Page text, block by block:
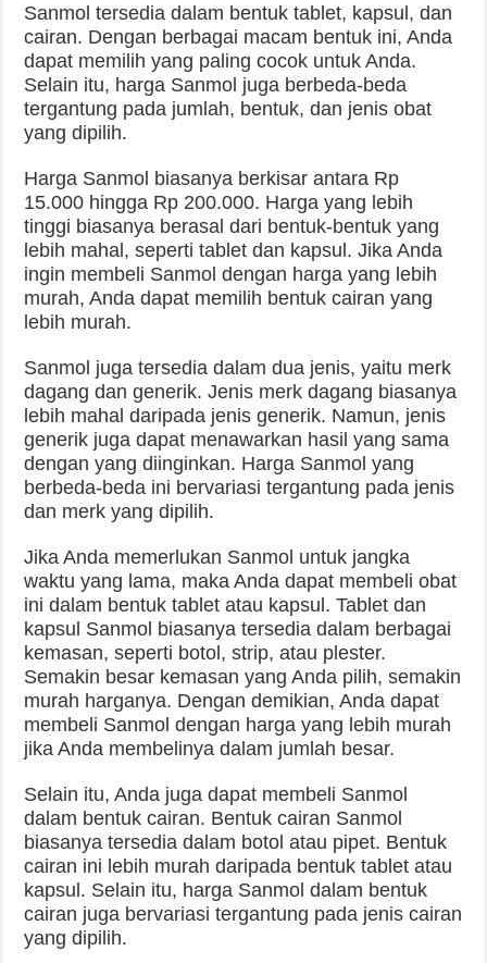
Sanmol tersedia dalam bentuk tablet, kapsul, dan
cairan. Dengan berbagai macam bentuk ini, Anda
dapat memilih yang paling cocok untuk Anda.
Selain itu, harga Sanmol juga berbeda-beda
tergantung pada jumlah, bentuk, dan jenis obat
yang dipilih.
Harga Sanmol biasanya berkisar antara Rp
15.000 hingga Rp 200.000. Harga yang lebih
tinggi biasanya berasal dari bentuk-bentuk yang
lebih mahal, seperti tablet dan kapsul. Jika Anda
ingin membeli Sanmol dengan harga yang lebih
murah, Anda dapat memilih bentuk cairan yang
lebih murah.
Sanmol juga tersedia dalam dua jenis, yaitu merk
dagang dan generik. Jenis merk dagang biasanya
lebih mahal daripada jenis generik. Namun, jenis
generik juga dapat menawarkan hasil yang sama
dengan yang diinginkan. Harga Sanmol yang
berbeda-beda ini bervariasi tergantung pada jenis
dan merk yang dipilih.
Jika Anda memerlukan Sanmol untuk jangka
waktu yang lama, maka Anda dapat membeli obat
ini dalam bentuk tablet atau kapsul. Tablet dan
kapsul Sanmol biasanya tersedia dalam berbagai
kemasan, seperti botol, strip, atau plester.
Semakin besar kemasan yang Anda pilih, semakin
murah harganya. Dengan demikian, Anda dapat
membeli Sanmol dengan harga yang lebih murah
jika Anda membelinya dalam jumlah besar.
Selain itu, Anda juga dapat membeli Sanmol
dalam bentuk cairan. Bentuk cairan Sanmol
biasanya tersedia dalam botol atau pipet. Bentuk
cairan ini lebih murah daripada bentuk tablet atau
kapsul. Selain itu, harga Sanmol dalam bentuk
cairan juga bervariasi tergantung pada jenis cairan
yang dipilih.